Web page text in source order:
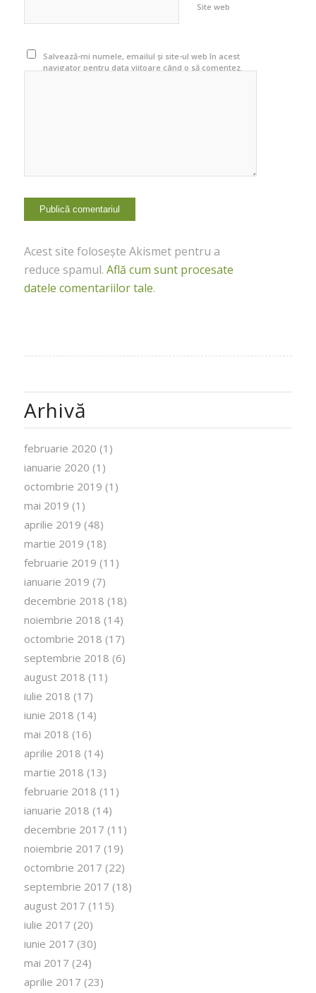
Site web
Salvează-mi numele, emailul și site-ul web în acest
navigator pentru data viitoare când o să comentez.
Acest site folosește Akismet pentru a
reduce spamul. Află cum sunt procesate
datele comentariilor tale.
Arhivă
februarie 2020 (1)
ianuarie 2020 (1)
octombrie 2019 (1)
mai 2019 (1)
aprilie 2019 (48)
martie 2019 (18)
februarie 2019 (11)
ianuarie 2019 (7)
decembrie 2018 (18)
noiembrie 2018 (14)
octombrie 2018 (17)
septembrie 2018 (6)
august 2018 (11)
iulie 2018 (17)
iunie 2018 (14)
mai 2018 (16)
aprilie 2018 (14)
martie 2018 (13)
februarie 2018 (11)
ianuarie 2018 (14)
decembrie 2017 (11)
noiembrie 2017 (19)
octombrie 2017 (22)
septembrie 2017 (18)
august 2017 (115)
iulie 2017 (20)
iunie 2017 (30)
mai 2017 (24)
aprilie 2017 (23)